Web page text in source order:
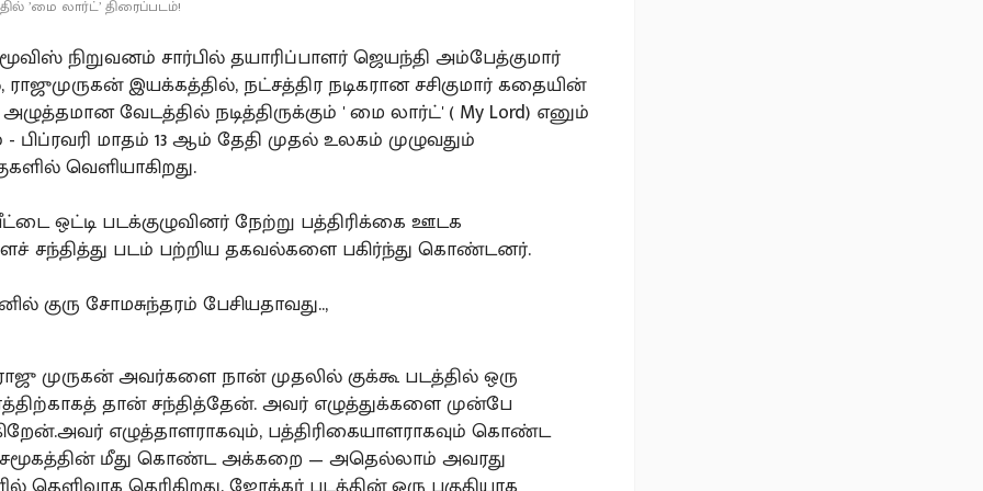
’மை லார்ட்’ திரைப்படம்!
நிறுவனம் சார்பில் தயாரிப்பாளர் ஜெயந்தி அம்பேத்குமார்
ராஜுமுருகன் இயக்கத்தில், நட்சத்திர நடிகரான சசிகுமார் கதையின்
வேடத்தில் நடித்திருக்கும் ' மை லார்ட்' ( My Lord) எனும்
பிப்ரவரி மாதம் 13 ஆம் தேதி முதல் உலகம் முழுவதும்
வெளியாகிறது.
ஒட்டி படக்குழுவினர் நேற்று பத்திரிக்கை ஊடக
சந்தித்து படம் பற்றிய தகவல்களை பகிர்ந்து கொண்டனர்.
குரு சோமசுந்தரம் பேசியதாவது..,
முருகன் அவர்களை நான் முதலில் குக்கூ படத்தில் ஒரு
தான் சந்தித்தேன். அவர் எழுத்துக்களை முன்பே
எழுத்தாளராகவும், பத்திரிகையாளராகவும் கொண்ட
மீது கொண்ட அக்கறை — அதெல்லாம் அவரது